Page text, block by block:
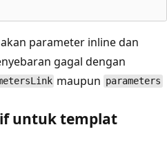
parameter inline dan
gagal dengan
maupun parameters
untuk templat